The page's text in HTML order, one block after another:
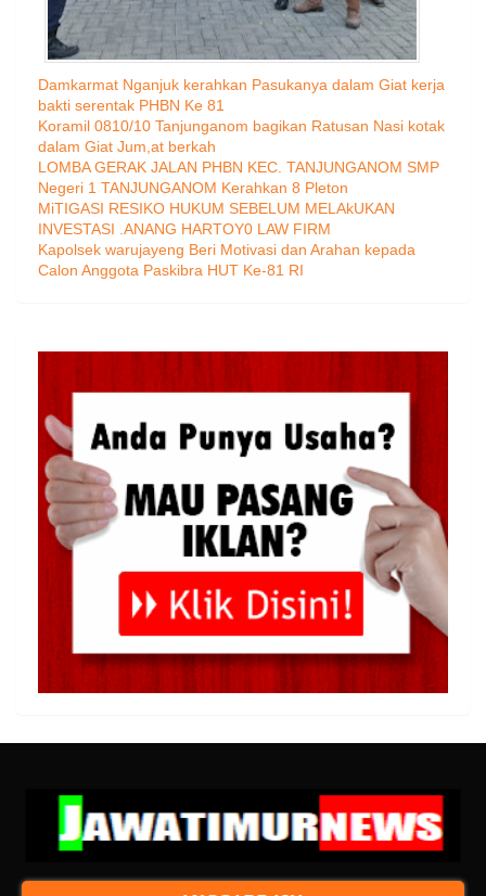
Damkarmat Nganjuk kerahkan Pasukanya dalam Giat kerja
bakti serentak PHBN Ke 81
Koramil 0810/10 Tanjunganom bagikan Ratusan Nasi kotak
dalam Giat Jum,at berkah
LOMBA GERAK JALAN PHBN KEC. TANJUNGANOM SMP
Negeri 1 TANJUNGANOM Kerahkan 8 Pleton
MiTIGASI RESIKO HUKUM SEBELUM MELAkUKAN
INVESTASI .ANANG HARTOY0 LAW FIRM
Kapolsek warujayeng Beri Motivasi dan Arahan kepada
Calon Anggota Paskibra HUT Ke-81 RI